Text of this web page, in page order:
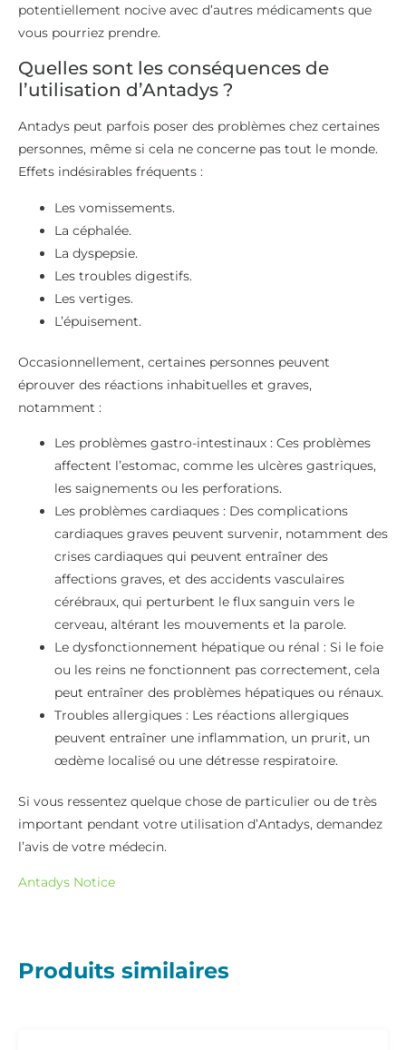
potentiellement nocive avec d’autres médicaments que
vous pourriez prendre.
Quelles sont les conséquences de
l’utilisation d’Antadys ?
Antadys peut parfois poser des problèmes chez certaines
personnes, même si cela ne concerne pas tout le monde.
Effets indésirables fréquents :
Les vomissements.
La céphalée.
La dyspepsie.
Les troubles digestifs.
Les vertiges.
L’épuisement.
Occasionnellement, certaines personnes peuvent
éprouver des réactions inhabituelles et graves,
notamment :
Les problèmes gastro-intestinaux : Ces problèmes
affectent l’estomac, comme les ulcères gastriques,
les saignements ou les perforations.
Les problèmes cardiaques : Des complications
cardiaques graves peuvent survenir, notamment des
crises cardiaques qui peuvent entraîner des
affections graves, et des accidents vasculaires
cérébraux, qui perturbent le flux sanguin vers le
cerveau, altérant les mouvements et la parole.
Le dysfonctionnement hépatique ou rénal : Si le foie
ou les reins ne fonctionnent pas correctement, cela
peut entraîner des problèmes hépatiques ou rénaux.
Troubles allergiques : Les réactions allergiques
peuvent entraîner une inflammation, un prurit, un
œdème localisé ou une détresse respiratoire.
Si vous ressentez quelque chose de particulier ou de très
important pendant votre utilisation d’Antadys, demandez
l’avis de votre médecin.
Antadys Notice
Produits similaires